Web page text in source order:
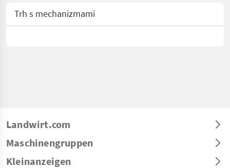
Trh s mechanizmami
Landwirt.com
Maschinengruppen
Kleinanzeigen